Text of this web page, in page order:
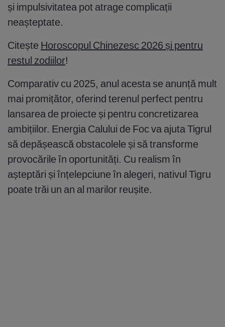
și impulsivitatea pot atrage complicații
neașteptate.
Citește Horoscopul Chinezesc 2026 și pentru
restul zodiilor!
Comparativ cu 2025, anul acesta se anunță mult
mai promițător, oferind terenul perfect pentru
lansarea de proiecte și pentru concretizarea
ambițiilor. Energia Calului de Foc va ajuta Tigrul
să depășească obstacolele și să transforme
provocările în oportunități. Cu realism în
așteptări și înțelepciune în alegeri, nativul Tigru
poate trăi un an al marilor reușite.